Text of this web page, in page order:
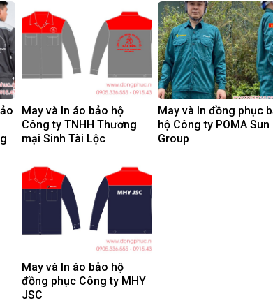
May và In áo bảo hộ
Công ty TNHH Thương
mại Sinh Tài Lộc
May và In đồng phục
hộ Công ty POMA Sun
Group
May và In áo bảo hộ
đồng phục Công ty MHY
JSC